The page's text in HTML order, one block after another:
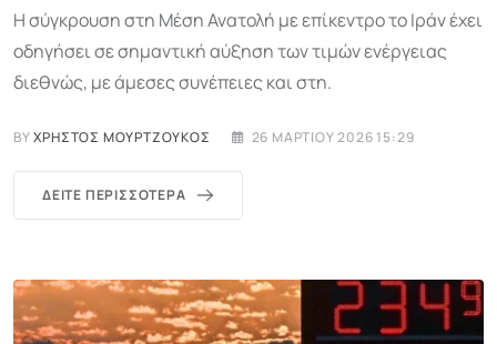
Η σύγκρουση στη Μέση Ανατολή με επίκεντρο το Ιράν έχει
οδηγήσει σε σημαντική αύξηση των τιμών ενέργειας
διεθνώς, με άμεσες συνέπειες και στη.
BYΧΡΉΣΤΟΣ ΜΟΥΡΤΖΟΎΚΟΣ 26 ΜΑΡΤΊΟΥ 2026 15:29
ΔΕΊΤΕ ΠΕΡΙΣΣΌΤΕΡΑ